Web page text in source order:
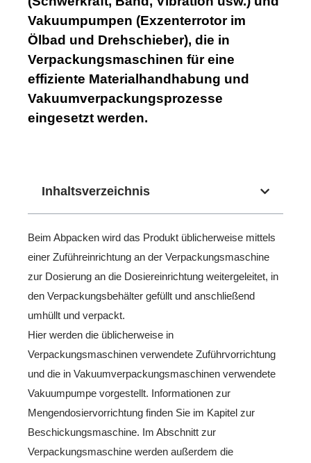
Vakuumpumpen (Exzenterrotor im
Ölbad und Drehschieber), die in
Verpackungsmaschinen für eine
effiziente Materialhandhabung und
Vakuumverpackungsprozesse
eingesetzt werden.
Inhaltsverzeichnis
Beim Abpacken wird das Produkt üblicherweise mittels
einer Zuführeinrichtung an der Verpackungsmaschine
zur Dosierung an die Dosiereinrichtung weitergeleitet, in
den Verpackungsbehälter gefüllt und anschließend
umhüllt und verpackt.
Hier werden die üblicherweise in
Verpackungsmaschinen verwendete Zuführvorrichtung
und die in Vakuumverpackungsmaschinen verwendete
Vakuumpumpe vorgestellt. Informationen zur
Mengendosiervorrichtung finden Sie im Kapitel zur
Beschickungsmaschine. Im Abschnitt zur
Verpackungsmaschine werden außerdem die